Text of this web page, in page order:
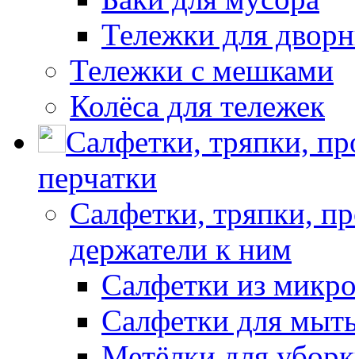
Тележки для
Тележки с мешками
Колёса для тележек
Салфетки, тряпки,
перчатки
Салфетки, тряпки,
держатели к ним
Салфетки из
Салфетки для